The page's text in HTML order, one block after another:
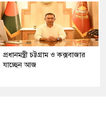
প্রধানমন্ত্রী চট্টগ্রাম ও কক্সবাজার
যাচ্ছেন আজ